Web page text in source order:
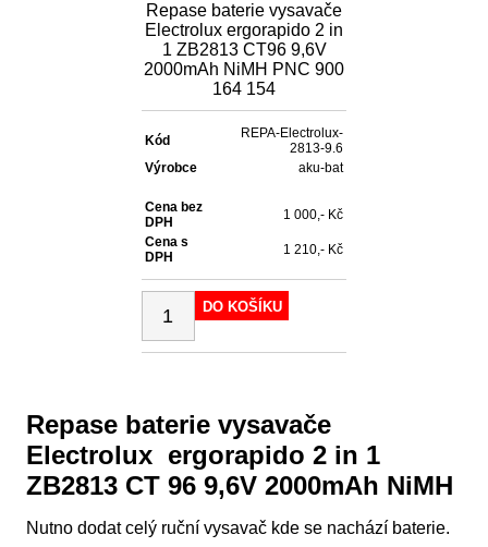
Repase baterie vysavače
Electrolux ergorapido 2 in
1 ZB2813 CT96 9,6V
2000mAh NiMH PNC 900
164 154
Kód
REPA-Electrolux-
2813-9.6
Výrobce
aku-bat
Cena bez
DPH
1 000,- Kč
Cena s
DPH
1 210,- Kč
DO KOŠÍKU
Repase baterie vysavače
Electrolux ergorapido 2 in 1
ZB2813 CT 96 9,6V 2000mAh NiMH
Nutno dodat celý ruční vysavač kde se nachází baterie.